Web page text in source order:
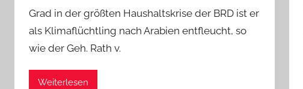
Grad in der größten Haushaltskrise der BRD ist er
als Klimaflüchtling nach Arabien entfleucht, so
wie der Geh. Rath v.
Weiterlesen